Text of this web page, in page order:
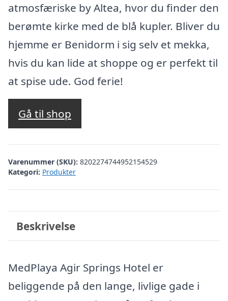
atmosfæriske by Altea, hvor du finder den
berømte kirke med de blå kupler. Bliver du
hjemme er Benidorm i sig selv et mekka,
hvis du kan lide at shoppe og er perfekt til
at spise ude. God ferie!
Gå til shop
Varenummer (SKU): 8202274744952154529
Kategori: Produkter
Beskrivelse
MedPlaya Agir Springs Hotel er
beliggende på den lange, livlige gade i